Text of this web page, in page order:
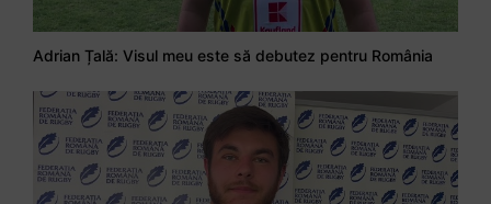
Adrian Țală: Visul meu este să debutez pentru România